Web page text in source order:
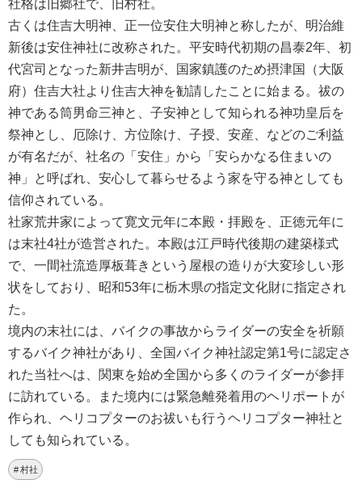
社格は旧郷社で、旧村社。
古くは住吉大明神、正一位安住大明神と称したが、明治維
新後は安住神社に改称された。平安時代初期の昌泰2年、初
代宮司となった新井吉明が、国家鎮護のため摂津国（大阪
府）住吉大社より住吉大神を勧請したことに始まる。祓の
神である筒男命三神と、子安神として知られる神功皇后を
祭神とし、厄除け、方位除け、子授、安産、などのご利益
が有名だが、社名の「安住」から「安らかなる住まいの
神」と呼ばれ、安心して暮らせるよう家を守る神としても
信仰されている。
社家荒井家によって寛文元年に本殿・拝殿を、正徳元年に
は末社4社が造営された。本殿は江戸時代後期の建築様式
で、一間社流造厚板葺きという屋根の造りが大変珍しい形
状をしており、昭和53年に栃木県の指定文化財に指定され
た。
境内の末社には、バイクの事故からライダーの安全を祈願
するバイク神社があり、全国バイク神社認定第1号に認定さ
れた当社へは、関東を始め全国から多くのライダーが参拝
に訪れている。また境内には緊急離発着用のヘリポートが
作られ、ヘリコプターのお祓いも行うヘリコプター神社と
しても知られている。
村社